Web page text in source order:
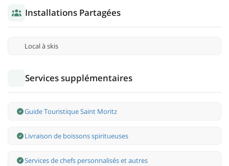
Installations Partagées
Local à skis
Services supplémentaires
Guide Touristique Saint Moritz
Livraison de boissons spiritueuses
Services de chefs personnalisés et autres